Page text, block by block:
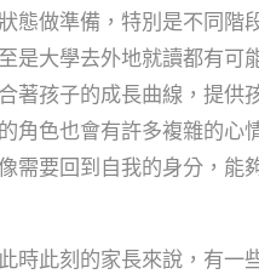
態做準備，特別是不同階
是大學去外地就讀都有可
著孩子的成長曲線，提供
角色也會有許多複雜的心
需要回到自我的身分，能
時此刻的家長來說，有一